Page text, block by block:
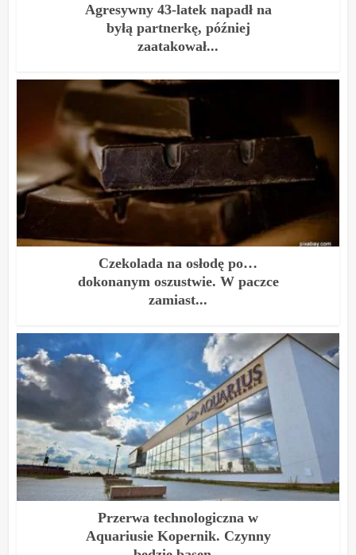
Agresywny 43-latek napadł na
byłą partnerkę, później
zaatakował...
Czekolada na osłodę po…
dokonanym oszustwie. W paczce
zamiast...
Przerwa technologiczna w
Aquariusie Kopernik. Czynny